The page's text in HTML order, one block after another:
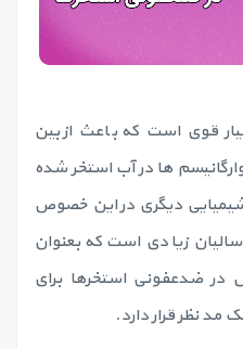
قوی است که باعث از بین
ها در آب استخر شده
دیگری در این خصوص
سالیان زیادی است که بعنوان
ضدعفونی استخرها برای
نظر قرار دارد.